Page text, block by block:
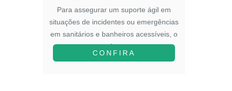
em
Para assegurar um suporte ágil em
situações de incidentes ou emergências
em sanitários e banheiros acessíveis, o
A...
CONFIRA